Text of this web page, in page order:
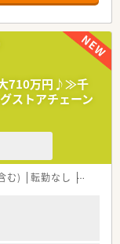
開。
事業を展開し、セル
療に幅広く貢献し
し、看護師や管理栄
広い職種の従業員が
をサポートしてい
専念できる就業環境
ず、薬局を併設して
意されております。
いくことも可能で、
す。
大710万円♪≫千
ストアチェーン
む) 転勤なし 車通勤